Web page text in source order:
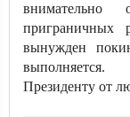
внимательно
приграничных
вынужден
выполняется.
Президенту от